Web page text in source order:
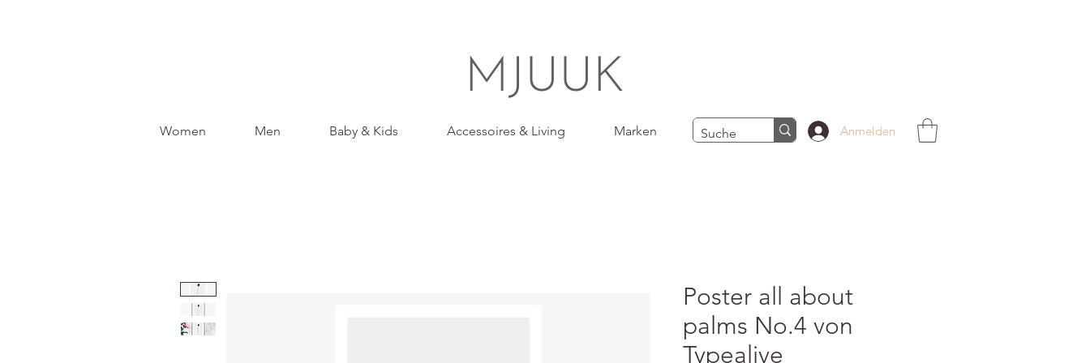
MJUUK
Women Men Baby & Kids Accessoires & Living Marken Anmelden
Poster all about
palms No.4 von
Typealive